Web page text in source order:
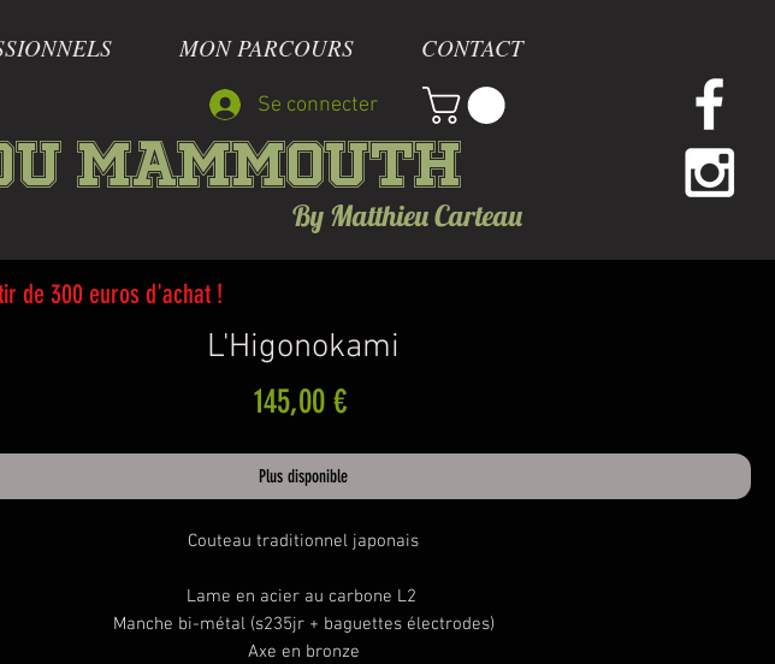
MON PARCOURS CONTACT
Mammouth
By Matthieu Carteau
Se connecter
de 300 euros d'achat !
L'Higonokami
145,00 €Prix
Plus disponible
Couteau traditionnel japonais
Lame en acier au carbone L2
Manche bi-métal (s235jr + baguettes électrodes)
Axe en bronze